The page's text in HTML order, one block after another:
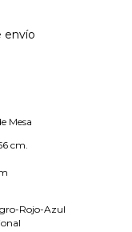
envío
Mesa
cm.
Rojo-Azul